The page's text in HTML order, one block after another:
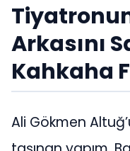
Arkasını
Kahkaha
Ali Gökmen